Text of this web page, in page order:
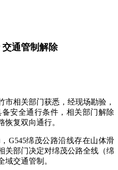
通管制解除
相关部门获悉，经现场勘验，
安全通行条件，相关部门解除
恢复双向通行。
绵茂公路沿线存在山体滑
关部门决定对绵茂公路全线（绵
域交通管制。